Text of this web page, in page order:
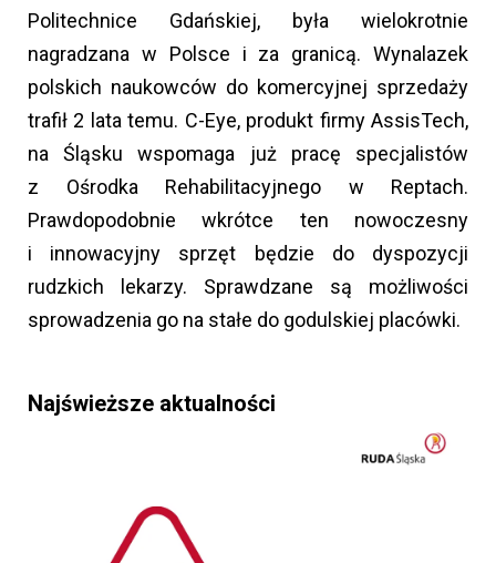
Politechnice Gdańskiej, była wielokrotnie
nagradzana w Polsce i za granicą. Wynalazek
polskich naukowców do komercyjnej sprzedaży
trafił 2 lata temu. C-Eye, produkt firmy AssisTech,
na Śląsku wspomaga już pracę specjalistów
z Ośrodka Rehabilitacyjnego w Reptach.
Prawdopodobnie wkrótce ten nowoczesny
i innowacyjny sprzęt będzie do dyspozycji
rudzkich lekarzy. Sprawdzane są możliwości
sprowadzenia go na stałe do godulskiej placówki.
Najświeższe aktualności